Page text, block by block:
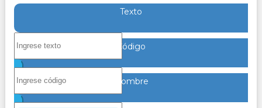
Texto
Código
Nombre